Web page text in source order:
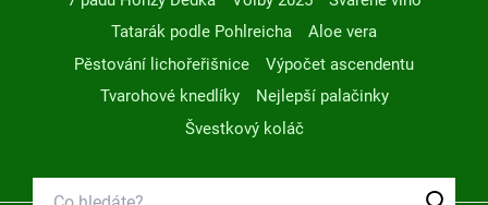
Tatarák podle Pohlreicha
Aloe vera
Pěstování lichořeřišnice
Výpočet ascendentu
Tvarohové knedlíky
Nejlepší palačinky
Švestkový koláč